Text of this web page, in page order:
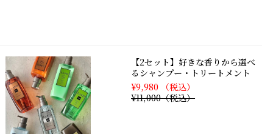
【2セット】好きな香りから選べ
るシャンプー・トリートメント
¥9,980 （税込）
¥11,000（税込）